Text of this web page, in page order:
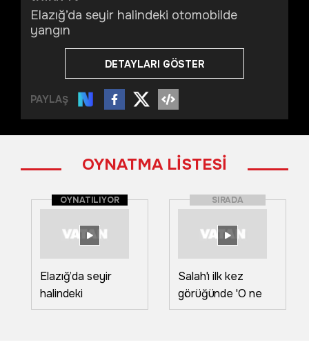
Elazığ’da seyir halindeki otomobilde
yangın
DETAYLARI GÖSTER
PAYLAŞ
OYNATMA LİSTESİ
OYNATILIYOR
Elazığ’da seyir
halindeki
otomobilde yangın
SIRADA
Salah'ı ilk kez
görüğünde 'O ne
bilama bişe' diyen